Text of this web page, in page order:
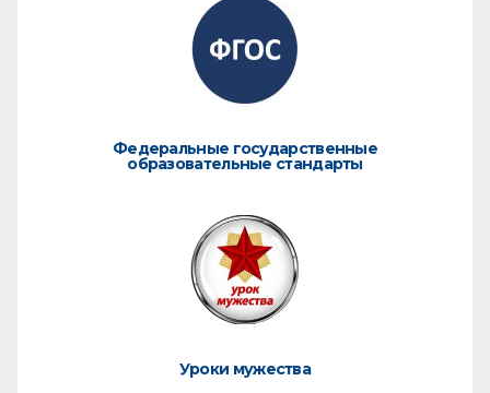
Федеральные государственные
образовательные стандарты
Уроки мужества